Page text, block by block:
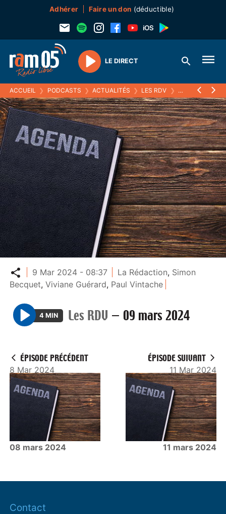
Adhérer Faire un don (déductible)
Play
LE DIRECT
ACCUEIL ❯ PODCASTS ❯ ACTUALITÉS ❯ LES RDV ❯ 09 MARS 2024
Partager
9 Mar 2024 - 08:37 La Rédaction, Simon
Becquet,Viviane Guérard, Paul Vintache
P
y
4 MIN Les RDV — 09 mars 2024
ÉPISODE PRÉCÉDENT
8 Mar 2024
08 mars 2024
ÉPISODE SUIVANT
11 Mar 2024
11 mars 2024
Contact